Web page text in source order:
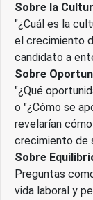
Sobre la
"¿Cuál es la
el crecimiento
candidato a
Sobre
"¿Qué
o "¿Cómo se
revelarían
crecimiento de
Sobre
Preguntas
vida laboral y